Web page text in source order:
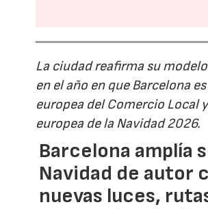
La ciudad reafirma su
en el año en que Barcelona
europea del Comercio Local
europea de la Navidad 2026.
Barcelona amplía
Navidad de autor
nuevas luces,